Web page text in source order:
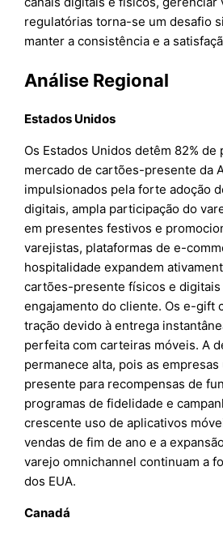
regulatórias torna-se um desafio
manter a consistência e a
Análise Regional
Estados Unidos
Os Estados Unidos detêm 82% de
mercado de cartões-presente da
impulsionados pela forte adoção
digitais, ampla participação do
em presentes festivos e
varejistas, plataformas de e-
hospitalidade expandem
cartões-presente físicos e digitais
engajamento do cliente. Os e-gift
tração devido à entrega
perfeita com carteiras móveis. A
permanece alta, pois as
presente para recompensas de
programas de fidelidade e
crescente uso de aplicativos
vendas de fim de ano e a
varejo omnichannel continuam a
dos EUA.
Canadá